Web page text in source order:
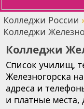
Колледжи России
Колледжи
Колледжи
Список училищ,
Железногорска
адреса и
и платные места,